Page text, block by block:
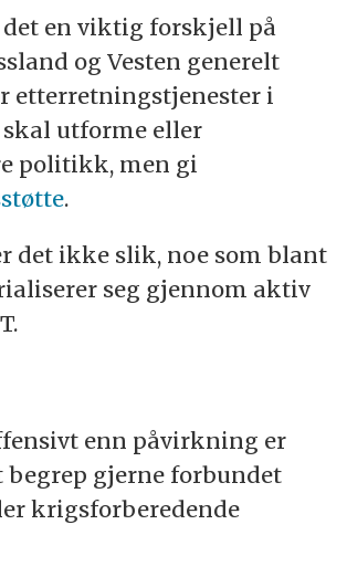
sammen og bør leses i
å bemerke at andre og tredje del
liste eller oversikt over alle
og norske interesser, men et
interessant.
en viktig forskjell på
og Vesten generelt
etterretningstjenester i
utforme eller
politikk, men gi
.
det ikke slik, noe som blant
seg gjennom aktiv
enn påvirkning er
begrep gjerne forbundet
krigsforberedende